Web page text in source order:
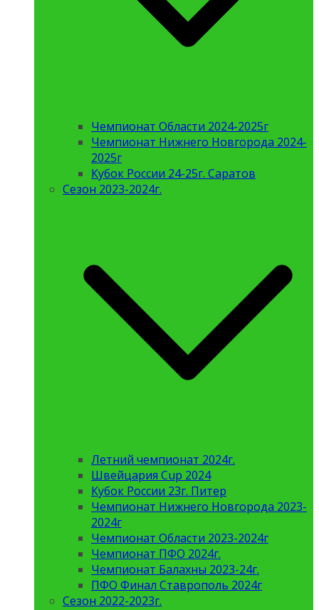
Чемпионат Области 2024-2025г
Чемпионат Нижнего Новгорода 2024-
2025г
Кубок России 24-25г. Саратов
Сезон 2023-2024г.
Летний чемпионат 2024г.
Швейцария Cup 2024
Кубок России 23г. Питер
Чемпионат Нижнего Новгорода 2023-
2024г
Чемпионат Области 2023-2024г
Чемпионат ПФО 2024г.
Чемпионат Балахны 2023-24г.
ПФО Финал Ставрополь 2024г
Сезон 2022-2023г.